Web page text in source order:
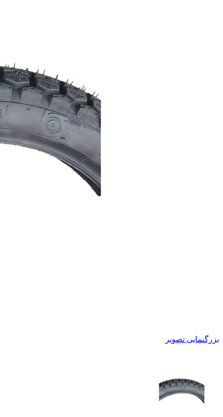
بزرگنمایی تصویر